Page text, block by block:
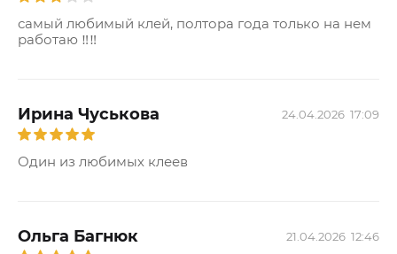
самый любимый клей, полтора года только на нем
работаю ‼️‼️
Ирина Чуськова 24.04.2026 17:09
Один из любимых клеев
Ольга Багнюк 21.04.2026 12:46